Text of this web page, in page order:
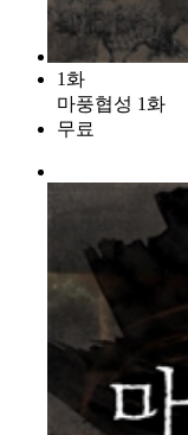
1화
마풍협성 1화
무료